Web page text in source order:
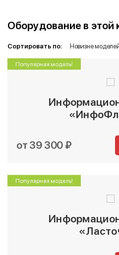
Оборудование в этой
Сортировать по: Новизне
Популярная модель!
от 39 300 ₽
Популярная модель!